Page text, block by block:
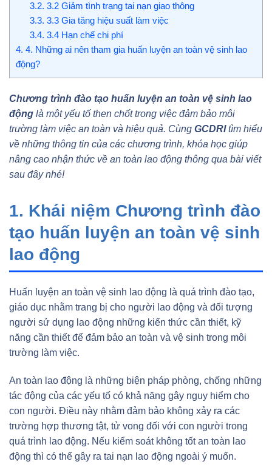
3.2. 3.2 Giảm tình trạng tai nạn giao thông
3.3. 3.3 Gia tăng hiệu suất làm việc
3.4. 3.4 Hạn chế chi phí
4. 4. Những ai nên tham gia huấn luyện an toàn vệ sinh lao
động?
Chương trình đào tạo huấn luyện an toàn vệ sinh lao
động là một yếu tố then chốt trong việc đảm bảo môi
trường làm việc an toàn và hiệu quả. Cùng GCDRItìm hiểu
về những thông tin của các chương trình, khóa học giúp
nâng cao nhận thức về an toàn lao động thông qua bài viết
sau đây nhé!
1. Khái niệm Chương trình đào
tạo huấn luyện an toàn vệ sinh
lao động
Huấn luyện an toàn vệ sinh lao động là quá trình đào tạo,
giáo dục nhằm trang bị cho người lao động và đối tượng
người sử dụng lao động những kiến thức cần thiết, kỹ
năng cần thiết để đảm bảo an toàn và vệ sinh trong môi
trường làm việc.
An toàn lao động là những biện pháp phòng, chống những
tác động của các yếu tố có khả năng gây nguy hiểm cho
con người. Điều này nhằm đảm bảo không xảy ra các
trường hợp thương tật, tử vong đối với con người trong
quá trình lao động. Nếu kiểm soát không tốt an toàn lao
động thì có thể gây ra tai nạn lao động ngoài ý muốn.